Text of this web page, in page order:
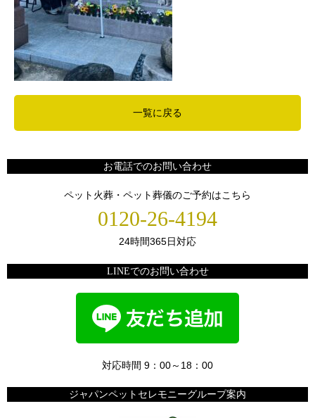
一覧に戻る
お電話でのお問い合わせ
ペット火葬・ペット葬儀のご予約はこちら
0120-26-4194
24時間365日対応
LINEでのお問い合わせ
対応時間 9：00～18：00
ジャパンペットセレモニーグループ案内